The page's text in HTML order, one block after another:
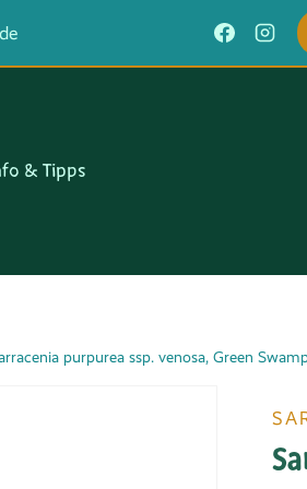
& Tipps
purpurea ssp. venosa, Green